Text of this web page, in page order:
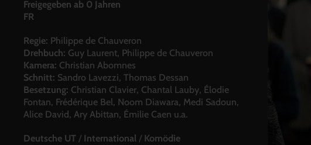
Freigegeben ab 0 Jahren
FR
Regie: Philippe de Chauveron
Drehbuch: Guy Laurent, Philippe de Chauveron
Kamera: Christian Abomnes
Schnitt: Sandro Lavezzi, Thomas Dessan
Besetzung: Christian Clavier, Chantal Lauby, Élodie
Fontan, Frédérique Bel, Noom Diawara, Medi Sadoun,
Alice David, Ary Abittan, Émilie Caen u.a.
Deutsche UT / International / Komödie